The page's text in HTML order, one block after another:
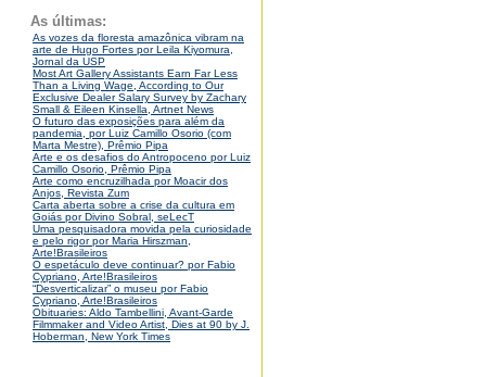
As últimas:
As vozes da floresta amazônica vibram na
arte de Hugo Fortes por Leila Kiyomura,
Jornal da USP
Most Art Gallery Assistants Earn Far Less
Than a Living Wage, According to Our
Exclusive Dealer Salary Survey by Zachary
Small & Eileen Kinsella, Artnet News
O futuro das exposições para além da
pandemia, por Luiz Camillo Osorio (com
Marta Mestre), Prêmio Pipa
Arte e os desafios do Antropoceno por Luiz
Camillo Osorio, Prêmio Pipa
Arte como encruzilhada por Moacir dos
Anjos, Revista Zum
Carta aberta sobre a crise da cultura em
Goiás por Divino Sobral, seLecT
Uma pesquisadora movida pela curiosidade
e pelo rigor por Maria Hirszman,
Arte!Brasileiros
O espetáculo deve continuar? por Fabio
Cypriano, Arte!Brasileiros
“Desverticalizar” o museu por Fabio
Cypriano, Arte!Brasileiros
Obituaries: Aldo Tambellini, Avant-Garde
Filmmaker and Video Artist, Dies at 90 by J.
Hoberman, New York Times